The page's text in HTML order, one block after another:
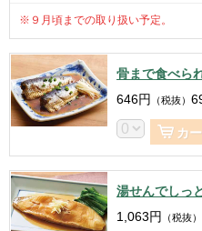
※９月頃までの取り扱い予定。
骨まで食べら
646円 （税抜）
カ
湯せんでしっ
1,063円 （税抜）